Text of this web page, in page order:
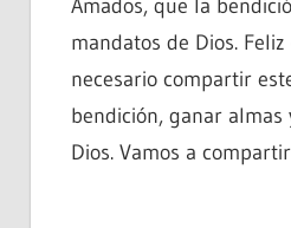
Amados, que la
mandatos de Dios.
necesario compartir
bendición, ganar
Dios. Vamos a